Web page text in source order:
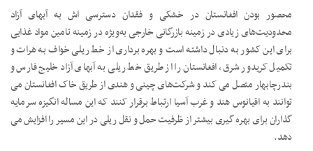
محصور بودن افغانستان در خشکی و فقدان دسترسی اش به آبهای آزاد
محدودیت‌های زیادی در زمینه بازرگانی خارجی به‌ویژه در زمینه تامین مواد غذایی
برای این کشور به دنبال داشته است و بهره برداری از خط ریلی خواف به هرات و
تکمیل کریدور شرق، افغانستان را از طریق خط ریلی به آبهای آزاد خلیج فارس و
بندرچابهار متصل می کند و شرکت‌های چینی و هندی از طریق خاک افغانستان می
توانند به اقیانوس هند و غرب آسیا ارتباط برقرار کنند که این مساله انگیزه سرمایه
گذاران برای بهره گیری بیشتر از ظرفیت حمل و نقل ریلی در این مسیر را افزایش می
دهد.